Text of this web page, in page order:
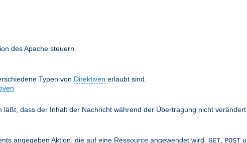
des Apache steuern.
Typen von Direktiven erlaubt sind.
dass der Inhalt der Nachricht während der Übertragung nicht verändert
angegeben Aktion, die auf eine Ressource angewendet wird. GET POST